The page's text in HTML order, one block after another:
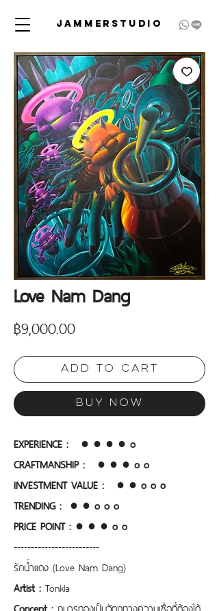
JAMMERSTUDIO
Love Nam Dang
฿9,000.00Price
Add to Cart
Buy Now
EXPERIENCE :   ● ● ● ● o
CRAFTMANSHIP :
● ● ● o o
INVESTMENT VALUE :
● ● o o o
TRENDING :  ● ● o o o
PRICE POINT : ● ● ● o o
-------------------------
รักน้ำเเดง (Love Nam Dang)
Artist : Tonkla
Concept : กุมารทองเป็นวัตถุทางความเชื่อที่ต้องได้